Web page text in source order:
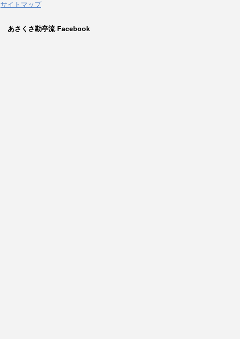
サイトマップ
あさくさ勘亭流 Facebook